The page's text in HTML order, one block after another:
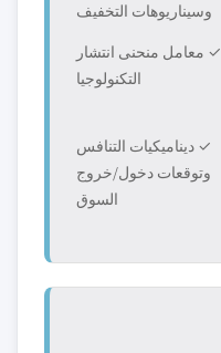
وسيناريوهات التخفيف
✓ معامل منحنى انتشار
التكنولوجيا
✓ ديناميكيات التنافس
وتوقعات دخول/خروج
السوق